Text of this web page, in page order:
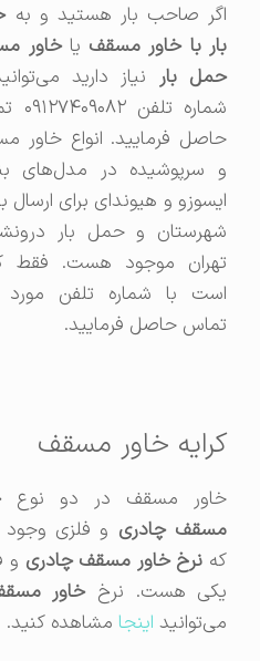
اگر صاحب بار هستید و به حمل
بار با خاور مسقفیاخاور مسقف
حمل بارنیاز دارید می‌توانید با
شماره تلفن ۰۹۱۲۷۴۰۹۰۸۲ تماس
حاصل فرمایید. انواع خاور مسقف
و سرپوشیده در مدل‌های بنز و
ایسوزو و هیوندای برای ارسال بار به
شهرستان و حمل بار درونشهری
تهران موجود هست. فقط کافی
است با شماره تلفن مورد نظر
تماس حاصل فرمایید.
کرایه خاور مسقف
خاور مسقف در دو نوعخاور
مسقف چادریو فلزی وجود دارد
نرخ خاور مسقف چادریو فلزی
یکی هست. نرخ خاور مسقفرا
می‌توانیداینجامشاهده کنید.